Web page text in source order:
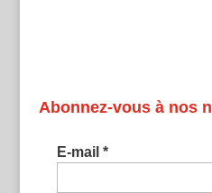
Abonnez-vous à nos
E-mail *